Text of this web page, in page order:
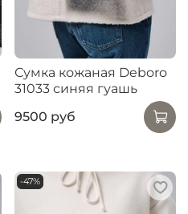
Сумка кожаная Deboro
31033 синяя гуашь
9500 руб
-47%